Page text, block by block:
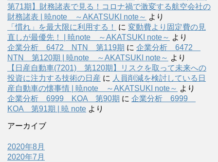
第71期】財務諸表で見る！コロナ禍で激変する航空会社の
財務諸表 | 暁note ～AKATSUKI note～ より
「慣れ」を最大限に利用する！
に 変動費より固定費の見
直しが最優先！ | 暁note ～AKATSUKI note～ より
企業分析 6472 NTN 第119期 に 企業分析 6472
NTN 第120期 | 暁note ～AKATSUKI note～ より
【日産自動車(7201) 第120期】リスクを取って未来への
投資に注力する技術の日産 に 人員削減を検討している日
産自動車の懐事情 | 暁note ～AKATSUKI note～ より
企業分析 6999 KOA 第90期 に 企業分析 6999
KOA 第91期 | 暁 note より
アーカイブ
2020年8月
2020年7月